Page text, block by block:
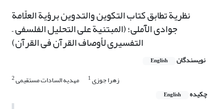
نظریة تطابق کتاب التکوین والتدوین برؤیة العلّامة
جوادی الآملی؛ (المبتنیة على التحلیل الفلسفی –
التفسیری لأوصاف القرآن فی القرآن)
نویسندگان English
زهرا جوزی1 مهدیه السادات مستقیمی2
چکیده English